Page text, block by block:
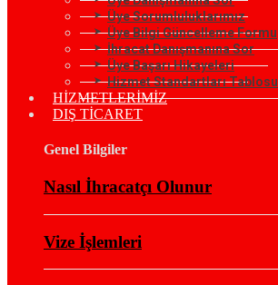
Üye Sorumluluklarımız
Üye Bilgi Güncelleme Formu
İhracat Danışmanına Sor
Üye Başarı Hikayeleri
Hizmet Standartları Tablosu
HİZMETLERİMİZ
DIŞ TİCARET
Genel Bilgiler
Nasıl İhracatçı Olunur
Vize İşlemleri